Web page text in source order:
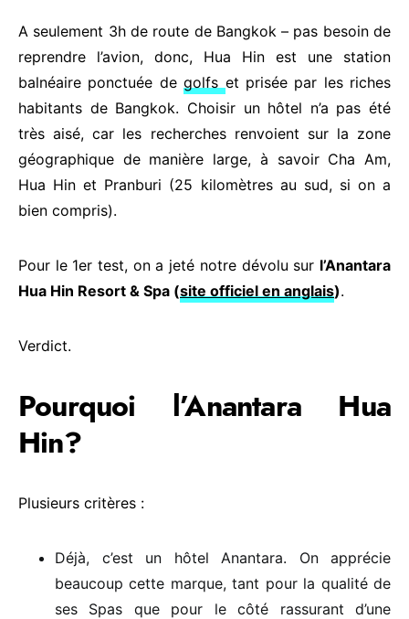
A seulement 3h de route de Bangkok – pas besoin de
reprendre l’avion, donc, Hua Hin est une station
balnéaire ponctuée degolfs et prisée par les riches
habitants de Bangkok. Choisir un hôtel n’a pas été
très aisé, car les recherches renvoient sur la zone
géographique de manière large, à savoir Cha Am,
Hua Hin et Pranburi (25 kilomètres au sud, si on a
bien compris).
Pour le 1er test, on a jeté notre dévolu sur l’Anantara
Hua Hin Resort & Spa (site officiel en anglais).
Verdict.
Pourquoi l’Anantara Hua
Hin?
Plusieurs critères :
Déjà, c’est un hôtel Anantara. On apprécie
beaucoup cette marque, tant pour la qualité de
ses Spas que pour le côté rassurant d’une